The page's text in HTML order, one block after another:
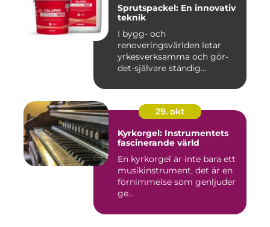
Sprutspackel: En innovativ
teknik
I bygg- och
renoveringsvärlden letar
yrkesverksamma och gör-
det-självare ständig...
29. okt
Kyrkorgel: Instrumentets
fascinerande värld
En kyrkorgel är inte bara ett
musikinstrument, det är en
förnimmelse som genljuder
ge...